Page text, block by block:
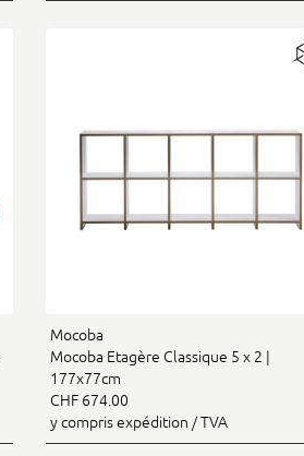
Mocoba
Mocoba Etagère Classique 5 x 2 |
177x77cm
CHF 674.00
y compris expédition / TVA